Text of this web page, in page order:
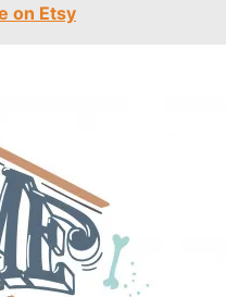
on Etsy